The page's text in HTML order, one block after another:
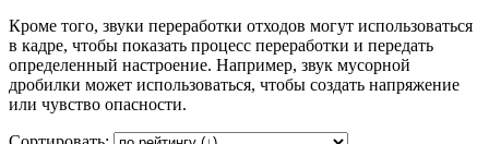
Кроме того, звуки переработки отходов могут использоваться
в кадре, чтобы показать процесс переработки и передать
определенный настроение. Например, звук мусорной
дробилки может использоваться, чтобы создать напряжение
или чувство опасности.